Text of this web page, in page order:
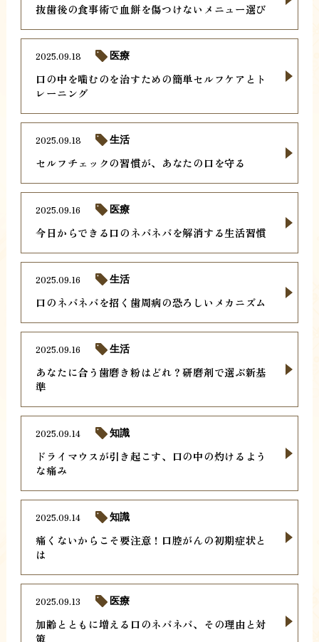
抜歯後の食事術で血餅を傷つけないメニュー選び
口の中を噛むのを治すための簡単セルフケアとト
レーニング
2025.09.18 医療
セルフチェックの習慣が、あなたの口を守る
2025.09.18 生活
今日からできる口のネバネバを解消する生活習慣
2025.09.16 医療
口のネバネバを招く歯周病の恐ろしいメカニズム
2025.09.16 生活
あなたに合う歯磨き粉はどれ？研磨剤で選ぶ新基
準
2025.09.16 生活
ドライマウスが引き起こす、口の中の灼けるよう
な痛み
2025.09.14 知識
痛くないからこそ要注意！口腔がんの初期症状と
は
2025.09.14 知識
加齢とともに増える口のネバネバ、その理由と対
策
2025.09.13 医療